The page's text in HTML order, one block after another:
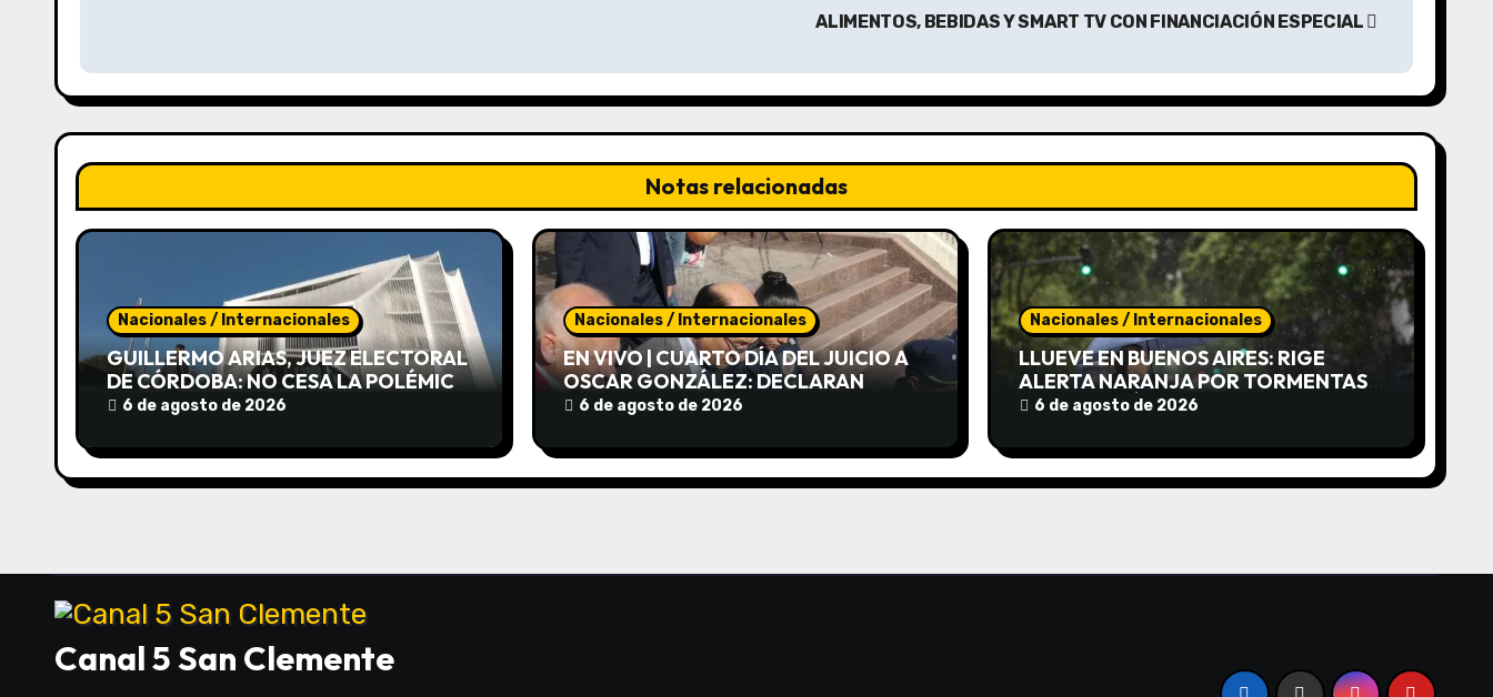
e
g
a
c
n
e
e
t
r
a
ALIMENTOS, BEBIDAS Y SMART TV CON FINANCIACIÓN ESPECIAL
Notas relacionadas
Nacionales / Internacionales
GUILLERMO ARIAS, JUEZ ELECTORAL
DE CÓRDOBA: NO CESA LA POLÉMICA
POR EL CONCURSO
6 de agosto de 2026
Nacionales / Internacionales
EN VIVO | CUARTO DÍA DEL JUICIO A
OSCAR GONZÁLEZ: DECLARAN
AUTOMOVILISTAS QUE CIRCULABAN
CHOQUE
6 de agosto de 2026
Nacionales / Internacionales
LLUEVE EN BUENOS AIRES: RIGE
ALERTA NARANJA POR TORMENTAS
FUERTES, RÁFAGAS Y UN BRUSCO
6 de agosto de 2026
Canal 5 San Clemente